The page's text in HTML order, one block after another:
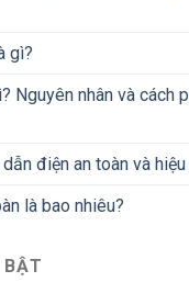
gì?
Nguyên nhân và cách
điện an toàn và
là bao nhiêu?
BẬT